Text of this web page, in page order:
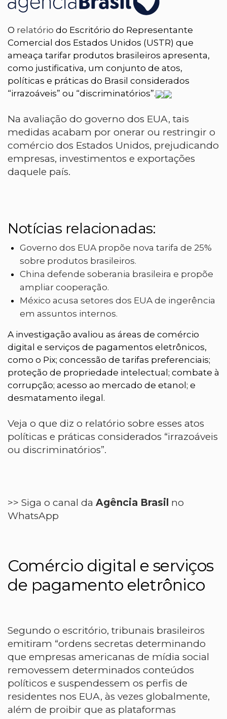
O relatório do Escritório do Representante
Comercial dos Estados Unidos (USTR) que
ameaça tarifar produtos brasileiros apresenta,
como justificativa, um conjunto de atos,
políticas e práticas do Brasil considerados
“irrazoáveis” ou “discriminatórios”.
Na avaliação do governo dos EUA, tais
medidas acabam por onerar ou restringir o
comércio dos Estados Unidos, prejudicando
empresas, investimentos e exportações
daquele país.
Notícias relacionadas:
Governo dos EUA propõe nova tarifa de 25%
sobre produtos brasileiros.
China defende soberania brasileira e propõe
ampliar cooperação.
México acusa setores dos EUA de ingerência
em assuntos internos.
A investigação avaliou as áreas de comércio
digital e serviços de pagamentos eletrônicos,
como o Pix; concessão de tarifas preferenciais;
proteção de propriedade intelectual; combate à
corrupção; acesso ao mercado de etanol; e
desmatamento ilegal.
Veja o que diz o relatório sobre esses atos
políticas e práticas considerados “irrazoáveis
ou discriminatórios”.
>> Siga o canal da Agência Brasil no
WhatsApp
Comércio digital e serviços
de pagamento eletrônico
Segundo o escritório, tribunais brasileiros
emitiram “ordens secretas determinando
que empresas americanas de mídia social
removessem determinados conteúdos
políticos e suspendessem os perfis de
residentes nos EUA, às vezes globalmente,
além de proibir que as plataformas